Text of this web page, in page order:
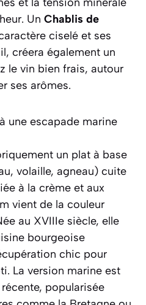
Un Chablis de
ciselé et ses
créera également un
le vin bien frais, autour
ses arômes.
une escapade marine
un plat à base
volaille, agneau) cuite
à la crème et aux
vient de la couleur
au XVIIIe siècle, elle
bourgeoise
chic pour
La version marine est
popularisée